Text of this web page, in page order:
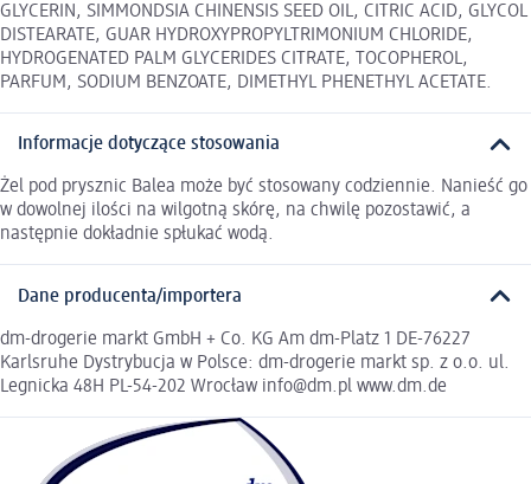
GLYCERIN, SIMMONDSIA CHINENSIS SEED OIL, CITRIC ACID, GLYCOL
DISTEARATE, GUAR HYDROXYPROPYLTRIMONIUM CHLORIDE,
HYDROGENATED PALM GLYCERIDES CITRATE, TOCOPHEROL,
PARFUM, SODIUM BENZOATE, DIMETHYL PHENETHYL ACETATE.
Informacje dotyczące stosowania
Żel pod prysznic Balea może być stosowany codziennie. Nanieść go
w dowolnej ilości na wilgotną skórę, na chwilę pozostawić, a
następnie dokładnie spłukać wodą.
Dane producenta/importera
dm-drogerie markt GmbH + Co. KG Am dm-Platz 1 DE-76227
Karlsruhe Dystrybucja w Polsce: dm-drogerie markt sp. z o.o. ul.
Legnicka 48H PL-54-202 Wrocław info@dm.pl www.dm.de